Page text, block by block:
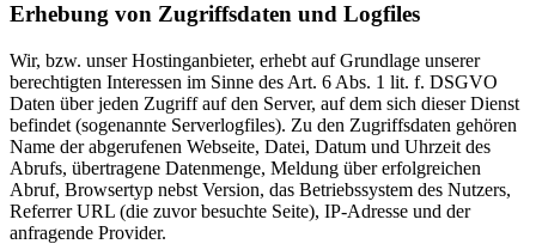
Erhebung von Zugriffsdaten und Logfiles
Wir, bzw. unser Hostinganbieter, erhebt auf Grundlage unserer
berechtigten Interessen im Sinne des Art. 6 Abs. 1 lit. f. DSGVO
Daten über jeden Zugriff auf den Server, auf dem sich dieser Dienst
befindet (sogenannte Serverlogfiles). Zu den Zugriffsdaten gehören
Name der abgerufenen Webseite, Datei, Datum und Uhrzeit des
Abrufs, übertragene Datenmenge, Meldung über erfolgreichen
Abruf, Browsertyp nebst Version, das Betriebssystem des Nutzers,
Referrer URL (die zuvor besuchte Seite), IP-Adresse und der
anfragende Provider.